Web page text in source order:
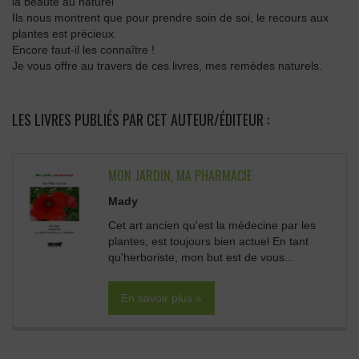
Ils nous montrent que pour prendre soin de soi, le recours aux
plantes est précieux.
Encore faut-il les connaître !
Je vous offre au travers de ces livres, mes remèdes naturels.
LES LIVRES PUBLIÉS PAR CET AUTEUR/ÉDITEUR :
MON JARDIN, MA PHARMACIE
Mady
Cet art ancien qu'est la médecine par les
plantes, est toujours bien actuel En tant
qu'herboriste, mon but est de vous...
En savoir plus »